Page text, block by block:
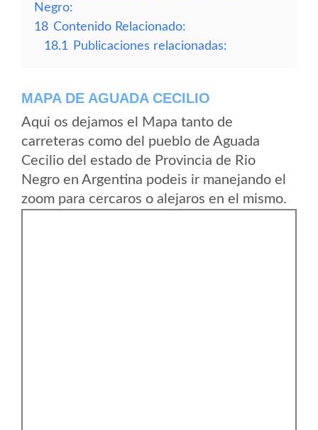
Negro:
18 Contenido Relacionado:
18.1
Publicaciones relacionadas:
MAPA DE AGUADA CECILIO
Aqui os dejamos el Mapa tanto de
carreteras como del pueblo de Aguada
Cecilio del estado de Provincia de Rio
Negro en Argentina podeis ir manejando el
zoom para cercaros o alejaros en el mismo.